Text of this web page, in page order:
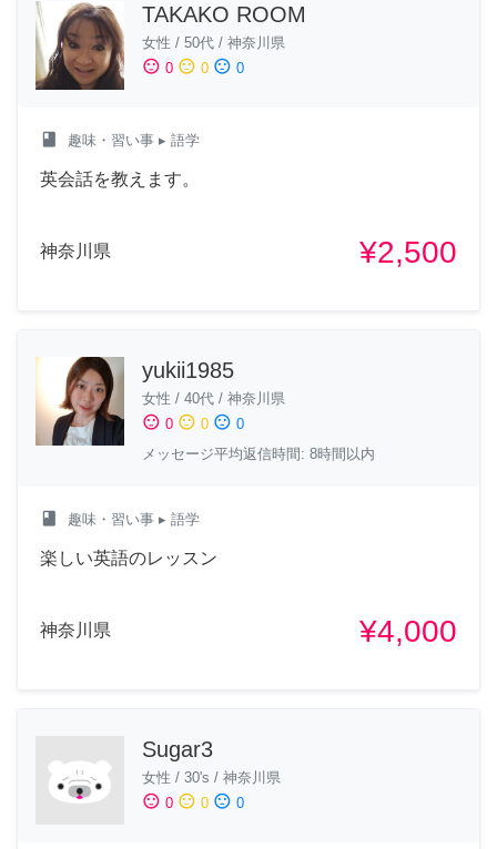
TAKAKO ROOM
女性 / 50代 / 神奈川県
sentiment_satisfied 0 sentiment_neutral 0 sentiment_dissatisfied 0
class 趣味・習い事 ▸ 語学
英会話を教えます。
神奈川県 ¥2,500
yukii1985
女性 / 40代 / 神奈川県
sentiment_satisfied 0 sentiment_neutral 0 sentiment_dissatisfied 0
メッセージ平均返信時間: 8時間以内
class 趣味・習い事 ▸ 語学
楽しい英語のレッスン
神奈川県 ¥4,000
Sugar3
女性 / 30's / 神奈川県
sentiment_satisfied 0 sentiment_neutral 0 sentiment_dissatisfied 0